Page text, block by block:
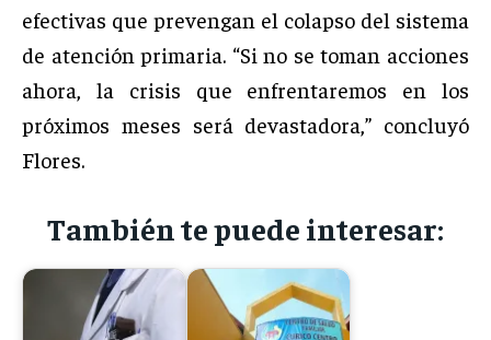
efectivas que prevengan el colapso del sistema
de atención primaria. “Si no se toman acciones
ahora, la crisis que enfrentaremos en los
próximos meses será devastadora,” concluyó
Flores.
También te puede interesar: